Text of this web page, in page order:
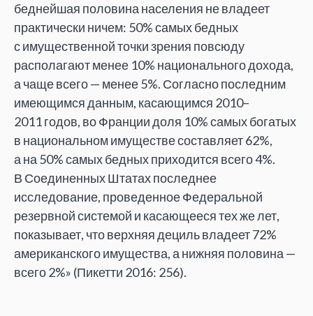
беднейшая половина населения невладеет
практически ничем: 50% самых бедных
симущественной точки зрения повсюду
располагают менее 10% национального дохода,
ачаще всего— менее 5%. Согласно последним
имеющимся данным, касающимся 2010–
2011годов, воФранции доля 10% самых богатых
в национальном имуществе составляет62%,
ана50% самых бедных приходится всего 4%.
В Соединенных Штатах последнее
исследование, проведенное Федеральной
резервной системой и касающееся техже лет,
показывает, что верхняя дециль владеет72%
американского имущества, анижняя половина—
всего 2%» (Пикетти 2016: 256).